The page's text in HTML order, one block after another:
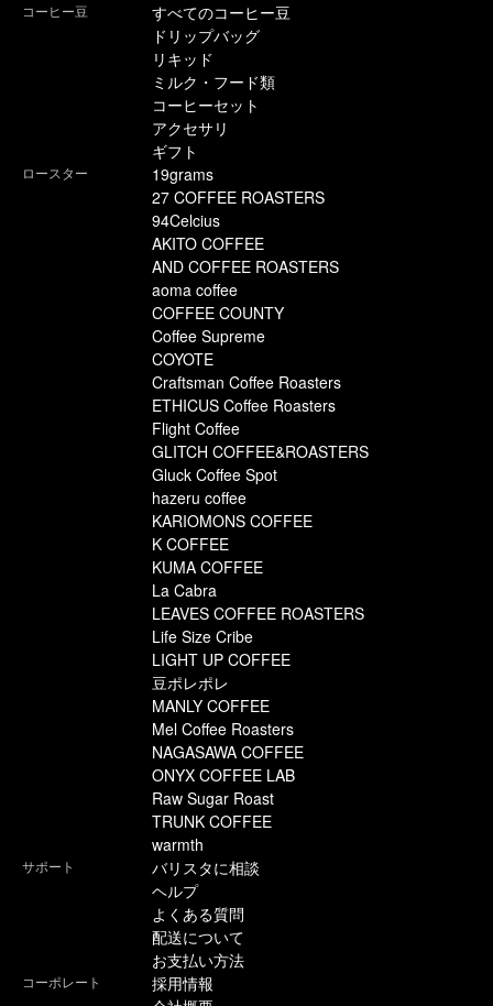
コーヒー豆
すべてのコーヒー豆
ドリップバッグ
リキッド
ミルク・フード類
コーヒーセット
アクセサリ
ギフト
ロースター
19grams
27 COFFEE ROASTERS
94Celcius
AKITO COFFEE
AND COFFEE ROASTERS
aoma coffee
COFFEE COUNTY
Coffee Supreme
COYOTE
Craftsman Coffee Roasters
ETHICUS Coffee Roasters
Flight Coffee
GLITCH COFFEE&ROASTERS
Gluck Coffee Spot
hazeru coffee
KARIOMONS COFFEE
K COFFEE
KUMA COFFEE
La Cabra
LEAVES COFFEE ROASTERS
Life Size Cribe
LIGHT UP COFFEE
豆ポレポレ
MANLY COFFEE
Mel Coffee Roasters
NAGASAWA COFFEE
ONYX COFFEE LAB
Raw Sugar Roast
TRUNK COFFEE
warmth
サポート
バリスタに相談
ヘルプ
よくある質問
配送について
お支払い方法
コーポレート
採用情報